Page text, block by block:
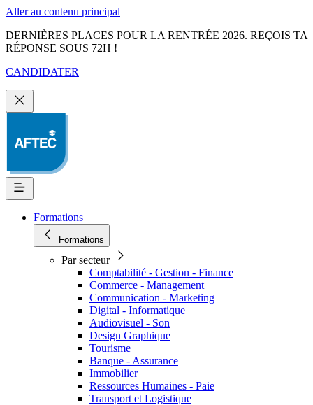
Aller au contenu principal
DERNIÈRES PLACES POUR LA RENTRÉE 2026. REÇOIS TA
RÉPONSE SOUS 72H !
CANDIDATER
Formations
Formations
Par secteur
Comptabilité - Gestion - Finance
Commerce - Management
Communication - Marketing
Digital - Informatique
Audiovisuel - Son
Design Graphique
Tourisme
Banque - Assurance
Immobilier
Ressources Humaines - Paie
Transport et Logistique